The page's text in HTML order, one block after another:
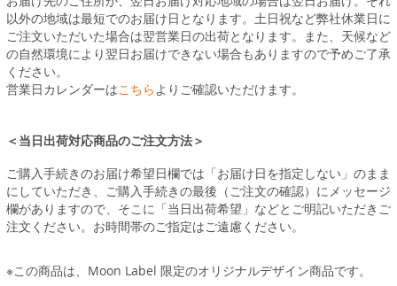
以外の地域は最短でのお届け日となります。土日祝など弊社休業日に
ご注文いただいた場合は翌営業日の出荷となります。また、天候など
の自然環境により翌日お届けできない場合もありますので予めご了承
ください。
営業日カレンダーはこちらよりご確認いただけます。
＜当日出荷対応商品のご注文方法＞
ご購入手続きのお届け希望日欄では「お届け日を指定しない」のまま
にしていただき、ご購入手続きの最後（ご注文の確認）にメッセージ
欄がありますので、そこに「当日出荷希望」などとご明記いただきご
注文ください。お時間帯のご指定はご遠慮ください。
※この商品は、Moon Label 限定のオリジナルデザイン商品です。